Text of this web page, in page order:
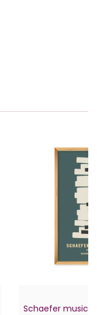
Schaefer music